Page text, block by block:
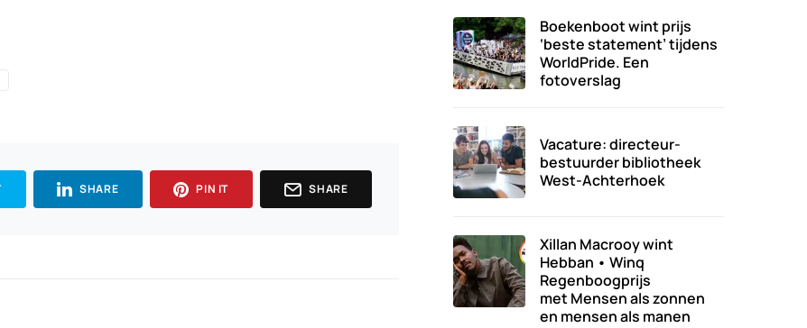
SHARE PIN IT SHARE
Boekenboot wint prijs
‘beste statement’ tijdens
WorldPride. Een
fotoverslag
Vacature: directeur-
bestuurder bibliotheek
West-Achterhoek
Xillan Macrooy wint
Hebban • Winq
Regenboogprijs
met Mensen als zonnen
en mensen als manen